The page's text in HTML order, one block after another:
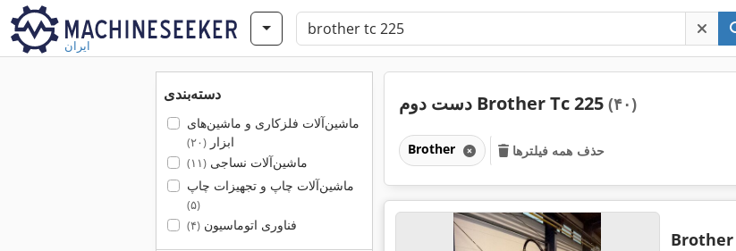
ایران
دسته‌بندی
ماشین‌آلات فلزکاری و ماشین‌های
ابزار(۲۰)
ماشین‌آلات نساجی(۱۱)
ماشین‌آلات چاپ و تجهیزات چاپ
(۵)
فناوری اتوماسیون(۴)
دست دوم Brother Tc 225 (۴۰)
Brother حذف همه فیلترها
Brother